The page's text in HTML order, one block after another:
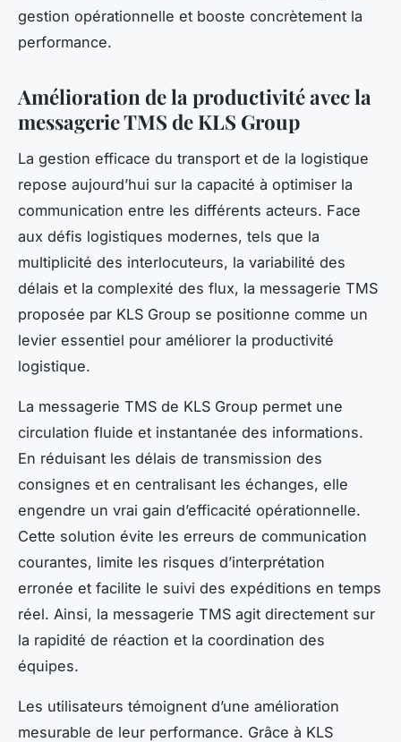
gestion opérationnelle et booste concrètement la
performance.
Amélioration de la productivité avec la
messagerie TMS de KLS Group
La gestion efficace du transport et de la logistique
repose aujourd’hui sur la capacité à optimiser la
communication entre les différents acteurs. Face
aux défis logistiques modernes, tels que la
multiplicité des interlocuteurs, la variabilité des
délais et la complexité des flux, la messagerie TMS
proposée par KLS Group se positionne comme un
levier essentiel pour améliorer la productivité
logistique.
La messagerie TMS de KLS Group permet une
circulation fluide et instantanée des informations.
En réduisant les délais de transmission des
consignes et en centralisant les échanges, elle
engendre un vrai gain d’efficacité opérationnelle.
Cette solution évite les erreurs de communication
courantes, limite les risques d’interprétation
erronée et facilite le suivi des expéditions en temps
réel. Ainsi, la messagerie TMS agit directement sur
la rapidité de réaction et la coordination des
équipes.
Les utilisateurs témoignent d’une amélioration
mesurable de leur performance. Grâce à KLS